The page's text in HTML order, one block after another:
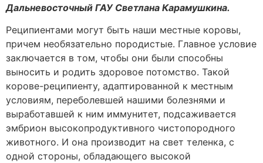
Дальневосточный ГАУ Светлана Карамушкина.
Реципиентами могут быть наши местные коровы,
причем необязательно породистые. Главное условие
заключается в том, чтобы они были способны
выносить и родить здоровое потомство. Такой
корове-реципиенту, адаптированной к местным
условиям, переболевшей нашими болезнями и
выработавшей к ним иммунитет, подсаживается
эмбрион высокопродуктивного чистопородного
животного. И она производит на свет теленка, с
одной стороны, обладающего высокой